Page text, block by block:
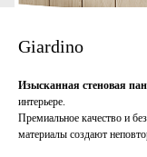
Giardino
Изысканная стеновая
интерьере.
Премиальное качество и
материалы создают